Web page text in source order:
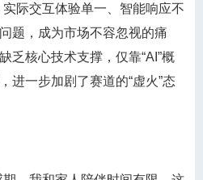
际交互体验单一、智能响应不
题，成为市场不容忽视的痛
乏核心技术支撑，仅靠“AI”概
进一步加剧了赛道的“虚火”态